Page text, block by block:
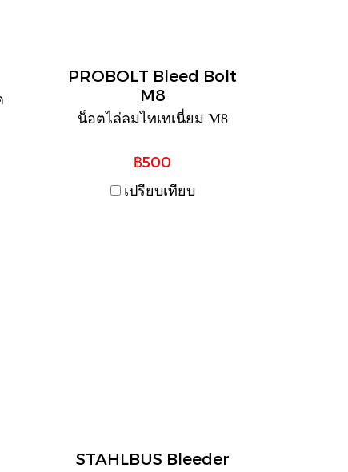
PROBOLT Bleed Bolt
M8
น็อตไล่ลมไทเทเนี่ยม M8
฿500
เปรียบเทียบ
STAHLBUS Bleeder